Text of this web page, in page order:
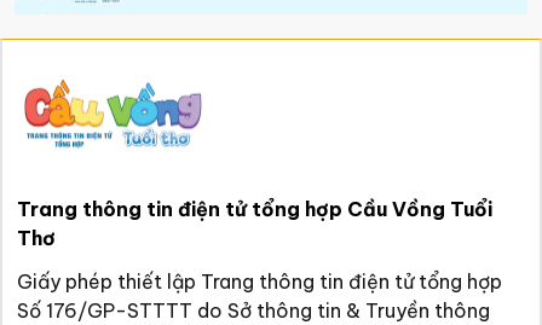
Trang thông tin điện tử tổng hợp Cầu Vồng Tuổi
Thơ
Giấy phép thiết lập Trang thông tin điện tử tổng hợp
Số 176/GP-STTTT do Sở thông tin & Truyền thông